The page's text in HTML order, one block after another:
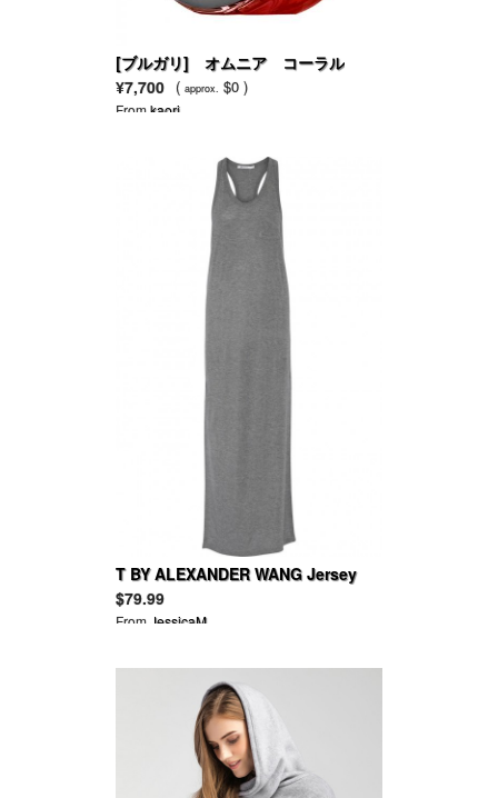
[ブルガリ] オムニア コーラル
¥7,700 ( approx. $0 )
Fromkaori
T BY ALEXANDER WANG Jersey
maxi dress
$79.99
From JessicaM